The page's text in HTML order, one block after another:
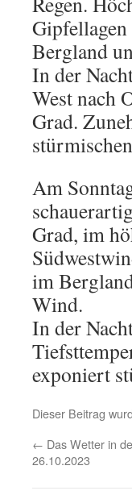
Bergland
In der
West nach
Grad.
Am
Grad, im
im
Wind.
In der
exponiert
Dieser Beitrag
← Das Wetter in
26.10.2023